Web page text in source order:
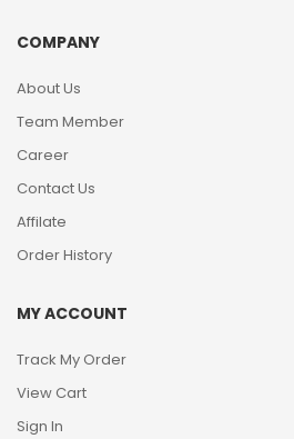
COMPANY
About Us
Team Member
Career
Contact Us
Affilate
Order History
MY ACCOUNT
Track My Order
View Cart
Sign In